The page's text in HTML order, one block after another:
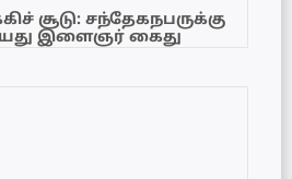
சூடு: சந்தேகநபருக்கு
இளைஞர் கைது